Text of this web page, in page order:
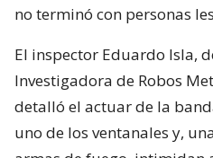
no terminó con personas
El inspector Eduardo Isla,
Investigadora de Robos
detalló el actuar de la
uno de los ventanales y,